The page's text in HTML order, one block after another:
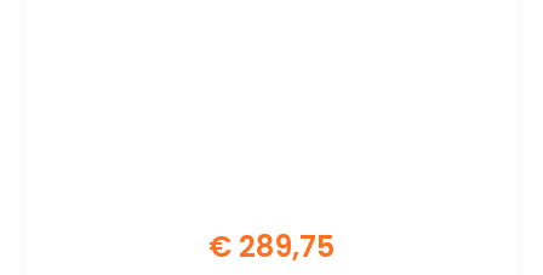
€ 289,75